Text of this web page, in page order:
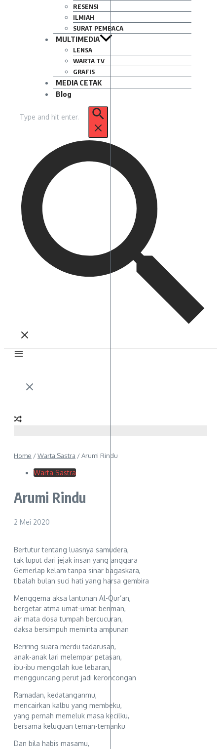
RESENSI
ILMIAH
SURAT PEMBACA
MULTIMEDIA
LENSA
WARTA TV
GRAFIS
MEDIA CETAK
Blog
untuk:
Home /Warta Sastra /Arumi Rindu
Warta Sastra
Arumi Rindu
2 Mei 2020
Bertutur tentang luasnya samudera,
tak luput dari jejak insan yang anggara
Gemerlap kelam tanpa sinar bagaskara,
tibalah bulan suci hati yang harsa gembira
Menggema aksa lantunan Al-Qur’an,
bergetar atma umat-umat beriman,
air mata dosa tumpah bercucuran,
daksa bersimpuh meminta ampunan
Beriring suara merdu tadarusan,
anak-anak lari melempar petasan,
ibu-ibu mengolah kue lebaran,
mengguncang perut jadi keroncongan
Ramadan, kedatanganmu,
mencairkan kalbu yang membeku,
yang pernah memeluk masa kecilku,
bersama keluguan teman-temanku
Dan bila habis masamu,